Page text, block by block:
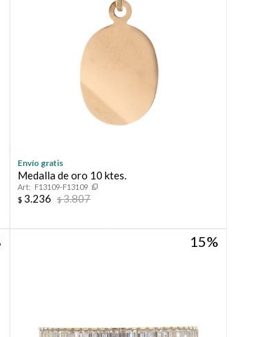
Envío gratis
Medalla de oro 10 ktes.
F13109-F13109
$ 3.236 $3.807
15